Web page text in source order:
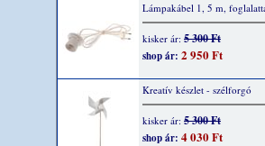
Lámpakábel 1, 5 m,
kisker ár: 5 300 Ft
shop ár: 2 950 Ft
Kreatív készlet - szélforgó
kisker ár: 5 300 Ft
shop ár: 4 030 Ft